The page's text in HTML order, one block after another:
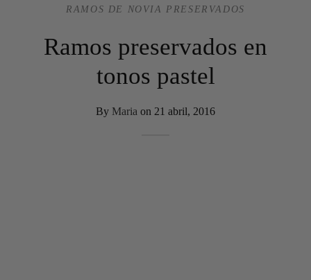
RAMOS DE NOVIA PRESERVADOS
Ramos preservados en
tonos pastel
By Maria on 21 abril, 2016